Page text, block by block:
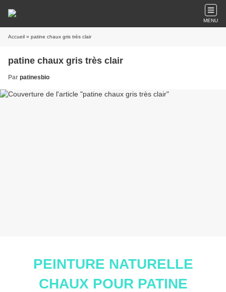
MENU
Accueil » patine chaux gris très clair
patine chaux gris très clair
Par patinesbio
PEINTURE NATURELLE
CHAUX POUR PATINE